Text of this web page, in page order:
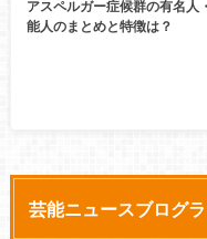
アスペルガー症候群の有名人
能人のまとめと特徴は？
芸能ニュースブログ